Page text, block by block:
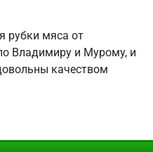
рубки мяса от
Владимиру и Мурому, и
качеством